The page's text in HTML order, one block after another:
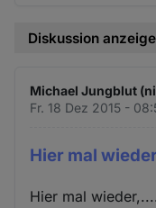
Diskussion
Michael Jungblut
Fr. 18 Dez 2015 -
Hier mal
Hier mal